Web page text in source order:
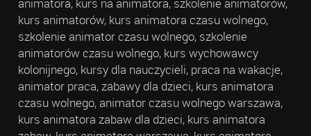
kurs animatorów, kurs animatora czasu wolnego,
szkolenie animator czasu wolnego, szkolenie
animatorów czasu wolnego, kurs wychowawcy
kolonijnego, kursy dla nauczycieli, praca na wakacje,
animator praca, zabawy dla dzieci, kurs animatora
czasu wolnego, animator czasu wolnego warszawa,
kurs animatora zabaw dla dzieci, kurs animatora